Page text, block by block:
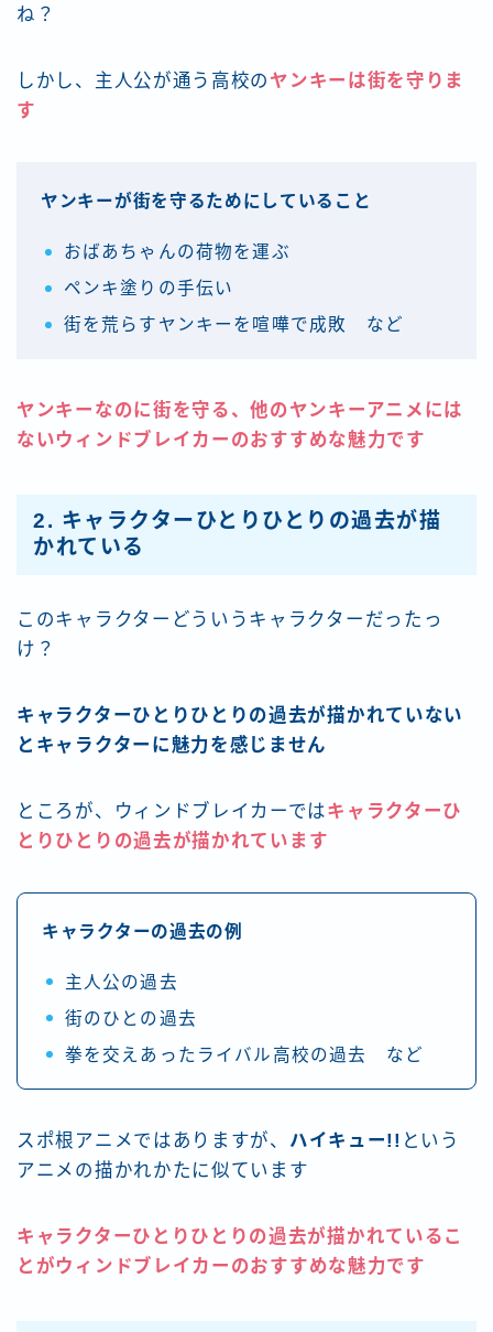
ね？
しかし、主人公が通う高校の ヤンキーは街を守 りま
す
ヤンキーが街を守るためにしていること
おばあちゃんの荷物を運ぶ
ペンキ塗りの手伝い
街を荒らすヤンキーを喧嘩で成敗 など
ヤンキーなのに街を守る、他のヤンキーアニメには
ないウィンドブレイカー のおすすめな魅力です
2. キャラクターひとりひとりの過去が描
かれている
このキャラクターどういうキャラクターだったっ
け？
キャラクターひとりひとりの過去が描かれていない
とキャラクターに魅力を感じません
ところが、ウィンドブレイカーでは キャラクターひ
とりひとりの過去が描かれてい ます
キャラクターの過去の例
主人公の過去
街のひとの過去
拳を交えあったライバル高校の過去 など
スポ根アニメではありますが、 ハイキュー!! という
アニメの描かれかたに似ています
キャラクターひとりひとりの過去が描かれているこ
とがウィンドブレイカー のおすすめな魅力です